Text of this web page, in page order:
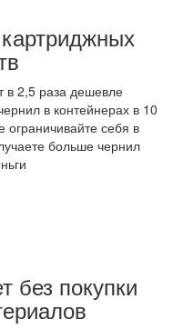
в 2,5 раза дешевле
в контейнерах в 10
себя в
больше чернил
без покупки